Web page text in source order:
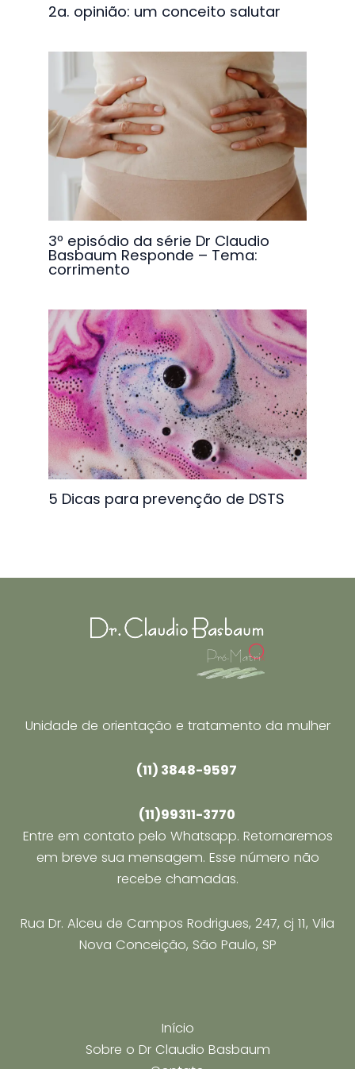
2a. opinião: um conceito salutar
3º episódio da série Dr Claudio
Basbaum Responde – Tema:
corrimento
5 Dicas para prevenção de DSTS
Unidade de orientação e tratamento da mulher
(11) 3848-9597
(11)99311-3770
Entre em contato pelo Whatsapp. Retornaremos
em breve sua mensagem. Esse número não
recebe chamadas.
Rua Dr. Alceu de Campos Rodrigues, 247, cj 11, Vila
Nova Conceição, São Paulo, SP
Início
Sobre o Dr Claudio Basbaum